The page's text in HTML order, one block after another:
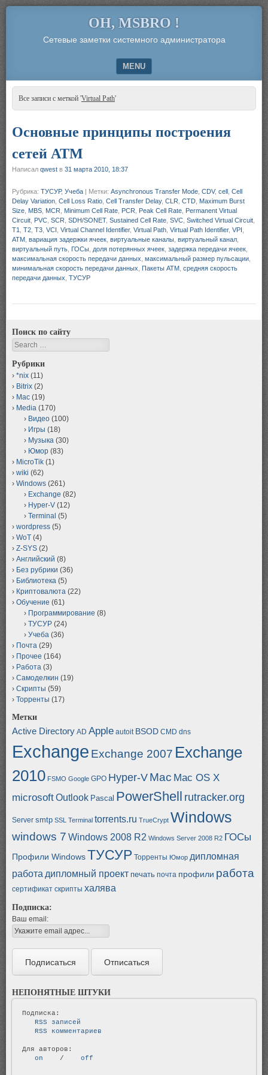
OH, MSBRO !
Сетевые заметки системного администратора
MENU
SKIP TO CONTENT
Все записи с меткой 'Virtual Path'
Основные принципы построения
сетей ATM
Написал qwest в 31 марта 2010, 18:37
Рубрика: ТУСУР, Учеба | Метки: Asynchronous Transfer Mode CDV, cell Cell
Delay Variation Cell Loss Ratio Cell Transfer Delay, CLR CTD Maximum Burst
Size MBS MCR Minimum Cell Rate PCR Peak Cell Rate Permanent Virtual
Circuit PVC SCR SDH/SONET, Sustained Cell Rate SVC Switched Virtual Circuit
T1
T2 T3 VCI Virtual Channel Identifier, Virtual Path Virtual Path Identifier, VPI
АТМ вариация задержки ячеек виртуальные каналы виртуальный канал
виртуальный путь ГОСы доля потерянных ячеек задержка передачи ячеек
максимальная скорость передачи данных максимальный размер пульсации
минимальная скорость передачи данных Пакеты АТМ средняя скорость
передачи данных ТУСУР
Поиск по сайту
Search
Рубрики
*nix (11)
Bitrix (2)
Mac (19)
Media (170)
Видео (100)
Игры (18)
Музыка (30)
Юмор (83)
MicroTik (1)
wiki (62)
Windows (261)
Exchange (82)
Hyper-V (12)
Terminal (5)
wordpress (5)
WoT (4)
Z-SYS (2)
Английский (8)
Без рубрики (36)
Библиотека (5)
Криптовалюта (22)
Обучение (61)
Программирование (8)
ТУСУР (24)
Учеба (36)
Почта (29)
Прочее (164)
Работа (3)
Самоделкин (19)
Скрипты (59)
Торренты (17)
Метки
Active Directory AD Apple autoit BSOD CMD dns
Exchange Exchange 2007 Exchange
2010 FSMO Google GPO Hyper-V Mac Mac OS X
microsoftOutlook Pascal PowerShell rutracker.org
Server smtp SSL Terminal torrents.ru TrueCrypt Windows
windows 7 Windows 2008 R2 Windows Server 2008 R2 ГОСы
Профили WindowsТУСУР Торренты Юмор дипломная
работа дипломный проект печать почта профили работа
сертификат скрипты халява
Подписка:
Ваш email:
НЕПОНЯТНЫЕ ШТУКИ
   RSS записей
   RSS комментариев
   on
/
   off